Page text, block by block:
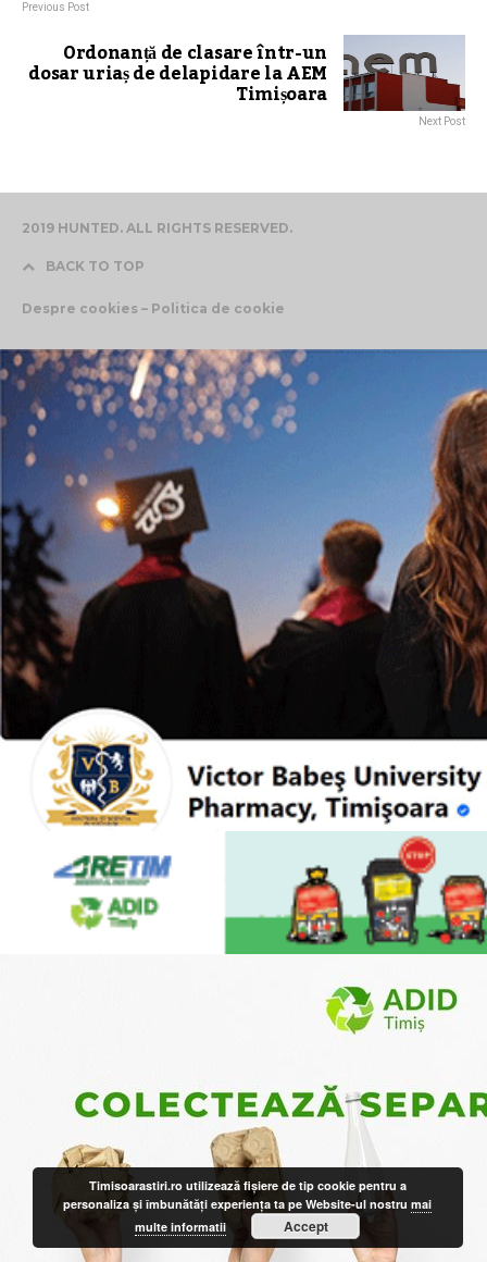
Previous Post
Ordonanță de clasare într-un
dosar uriaș de delapidare la AEM
Timișoara
Next Post
2019 HUNTED. ALL RIGHTS RESERVED.
BACK TO TOP
Despre cookies – Politica de cookie
Timisoarastiri.ro utilizează fişiere de tip cookie pentru a
personaliza și îmbunătăți experiența ta pe Website-ul nostrumai
multe informatii
Accept